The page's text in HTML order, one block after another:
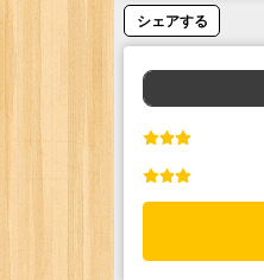
シェアする